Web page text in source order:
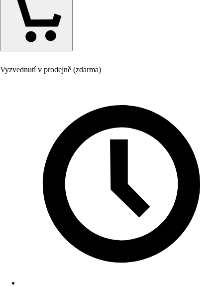
Vyzvednutí v prodejně (zdarma)